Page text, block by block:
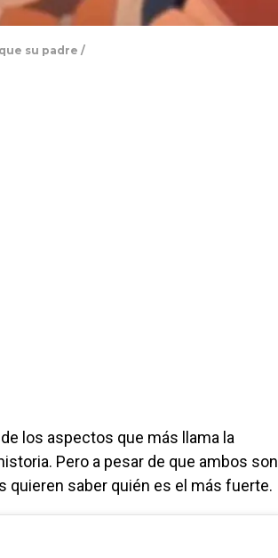
su padre /
los aspectos que más llama la
Pero a pesar de que ambos son
quieren saber quién es el más fuerte.